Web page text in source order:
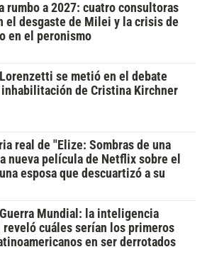
rumbo a 2027: cuatro consultoras
el desgaste de Milei y la crisis de
en el peronismo
se metió en el debate
de Cristina Kirchner
real de "Elize: Sombras de una
nueva película de Netflix sobre el
esposa que descuartizó a su
Mundial: la inteligencia
cuáles serían los primeros
en ser derrotados